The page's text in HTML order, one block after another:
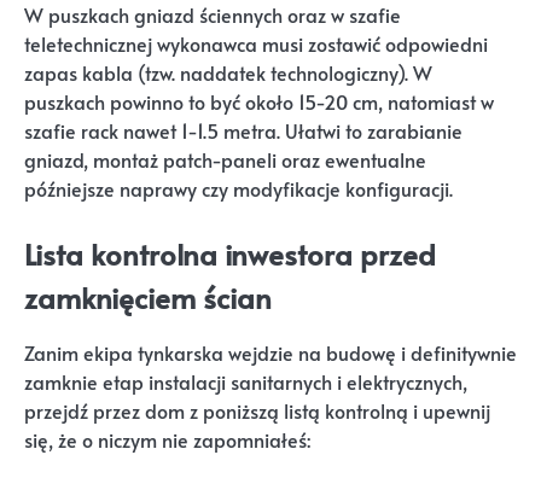
W puszkach gniazd ściennych oraz w szafie
teletechnicznej wykonawca musi zostawić odpowiedni
zapas kabla (tzw. naddatek technologiczny). W
puszkach powinno to być około 15-20 cm, natomiast w
szafie rack nawet 1-1.5 metra. Ułatwi to zarabianie
gniazd, montaż patch-paneli oraz ewentualne
późniejsze naprawy czy modyfikacje konfiguracji.
Lista kontrolna inwestora przed
zamknięciem ścian
Zanim ekipa tynkarska wejdzie na budowę i definitywnie
zamknie etap instalacji sanitarnych i elektrycznych,
przejdź przez dom z poniższą listą kontrolną i upewnij
się, że o niczym nie zapomniałeś: